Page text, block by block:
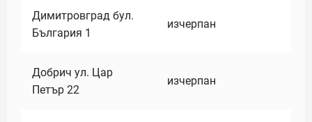
Димитровград бул.
България 1
изчерпан
Добрич ул. Цар
Петър 22
изчерпан